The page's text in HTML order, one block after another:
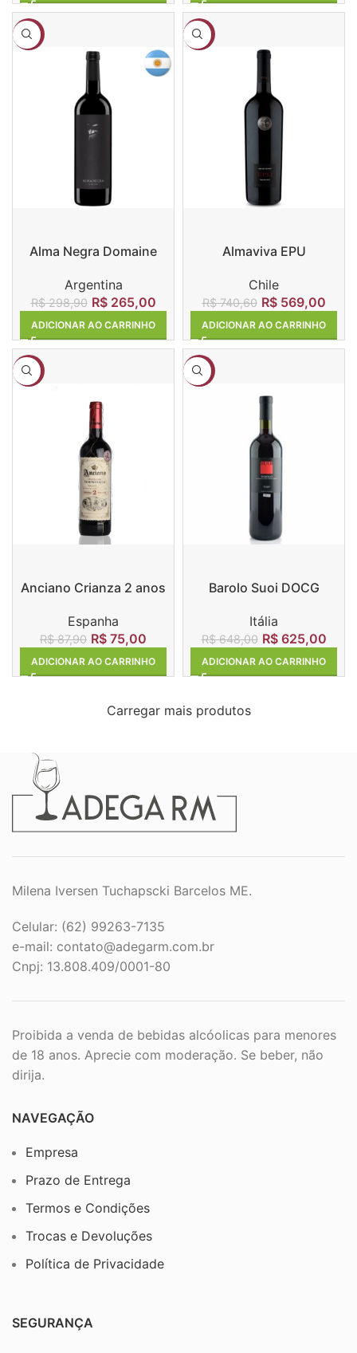
-11%
Alma Negra Domaine
Argentina
R$298,90 R$265,00
ADICIONAR AO CARRINHO
-23%
Almaviva EPU
Chile
R$740,60 R$569,00
ADICIONAR AO CARRINHO
-15%
Anciano Crianza 2 anos
Espanha
R$87,90 R$ 75,00
ADICIONAR AO CARRINHO
-4%
Barolo Suoi DOCG
Itália
R$648,00 R$625,00
ADICIONAR AO CARRINHO
Carregar mais produtos
Milena Iversen Tuchapscki Barcelos ME.
Celular: (62) 99263-7135
e-mail: contato@adegarm.com.br
Cnpj: 13.808.409/0001-80
Proibida a venda de bebidas alcóolicas para menores
de 18 anos. Aprecie com moderação. Se beber, não
dirija.
NAVEGAÇÃO
Empresa
Prazo de Entrega
Termos e Condições
Trocas e Devoluções
Política de Privacidade
SEGURANÇA